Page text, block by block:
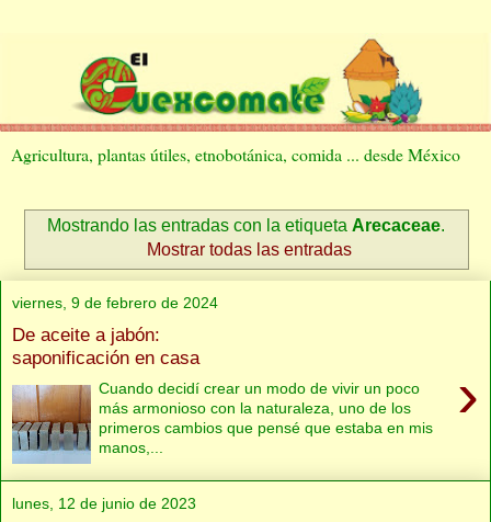
Agricultura, plantas útiles, etnobotánica, comida ... desde México
Mostrando las entradas con la etiqueta Arecaceae.
Mostrar todas las entradas
viernes, 9 de febrero de 2024
De aceite a jabón:
saponificación en casa
›
Cuando decidí crear un modo de vivir un poco
más armonioso con la naturaleza, uno de los
primeros cambios que pensé que estaba en mis
manos,...
lunes, 12 de junio de 2023